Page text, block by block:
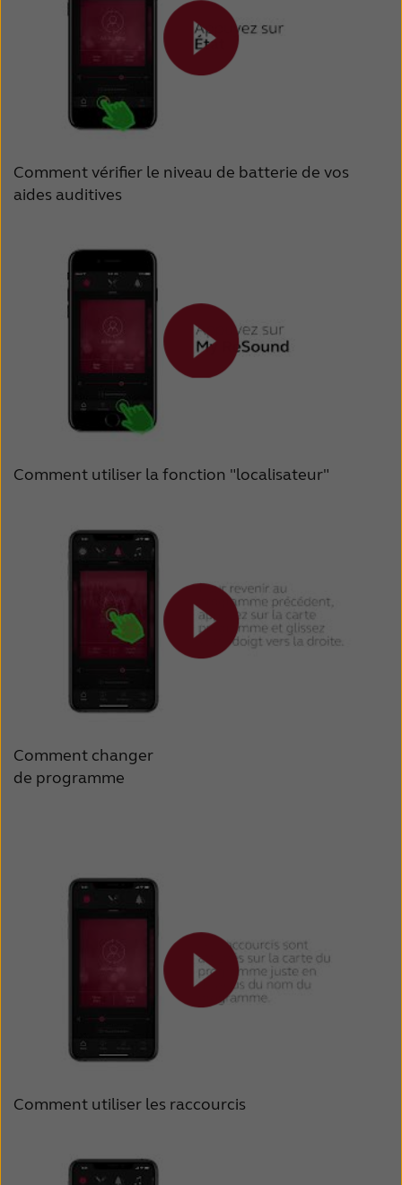
Comment vérifier le niveau de batterie de vos
aides auditives
Comment utiliser la fonction "localisateur"
Comment changer
de programme
Comment utiliser les raccourcis